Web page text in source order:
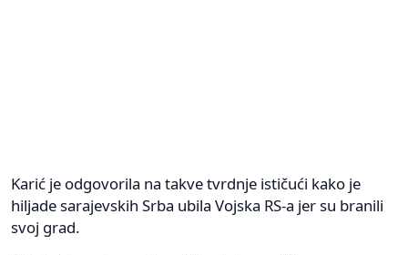
Karić je odgovorila na takve tvrdnje ističući kako je
hiljade sarajevskih Srba ubila Vojska RS-a jer su branili
svoj grad.